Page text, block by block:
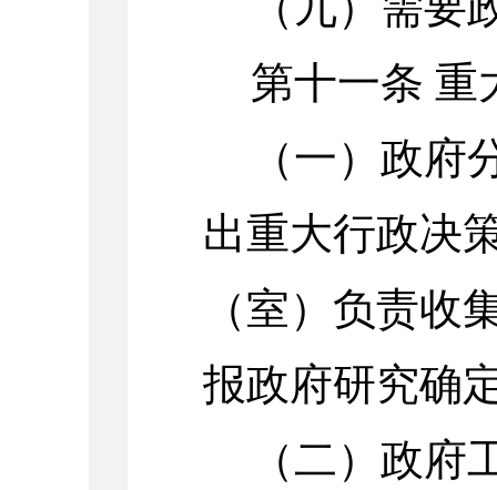
第十一条 重
（一）政
出重大行政决
（室）负责收
报政府研究确
（二）政